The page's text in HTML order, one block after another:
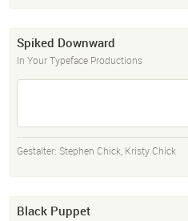
Spiked Downward
In Your Typeface Productions
Gestalter: Stephen Chick, Kristy Chick
Black Puppet